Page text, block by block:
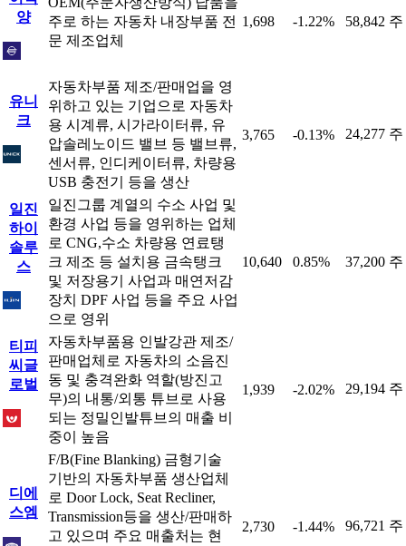
양
주로 하는 자동차 내장부품 전
문 제조업체
1,698 -1.22% 58,842 주
유니
크
자동차부품 제조/판매업을 영
위하고 있는 기업으로 자동차
용 시계류, 시가라이터류, 유
압솔레노이드 밸브 등 밸브류,
센서류, 인디케이터류, 차량용
USB 충전기 등을 생산
3,765 -0.13% 24,277 주
일진
하이
솔루
스
일진그룹 계열의 수소 사업 및
환경 사업 등을 영위하는 업체
로 CNG,수소 차량용 연료탱
크 제조 등 설치용 금속탱크
및 저장용기 사업과 매연저감
장치 DPF 사업 등을 주요 사업
으로 영위
10,640 0.85% 37,200 주
티피
씨글
로벌
자동차부품용 인발강관 제조/
판매업체로 자동차의 소음진
동 및 충격완화 역할(방진고
무)의 내통/외통 튜브로 사용
되는 정밀인발튜브의 매출 비
중이 높음
1,939 -2.02% 29,194 주
디에
스엠
F/B(Fine Blanking) 금형기술
기반의 자동차부품 생산업체
로 Door Lock, Seat Recliner,
Transmission등을 생산/판매하
고 있으며 주요 매출처는 현
2,730 -1.44% 96,721 주